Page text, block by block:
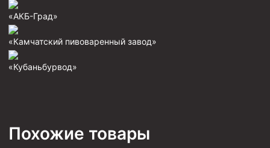
Фрезеры пилотные
Фрезеры-долота торцевые
Клинья — отклонители
«АКБ-Град»
«Камчатский пивоваренный завод»
«Кубаньбурвод»
Похожие товары